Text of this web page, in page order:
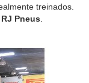
treinados.
RJ Pneus